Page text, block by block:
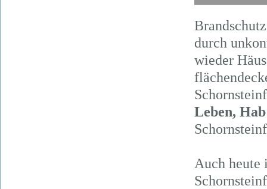
durch
wieder
Leben,
Auch heute